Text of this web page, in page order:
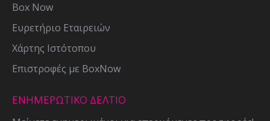
Box Now
Ευρετήριο Εταιρειών
Χάρτης Ιστότοπου
Επιστροφές με BoxNow
ΕΝΗΜΕΡΩΤΙΚΌ ΔΕΛΤΊΟ